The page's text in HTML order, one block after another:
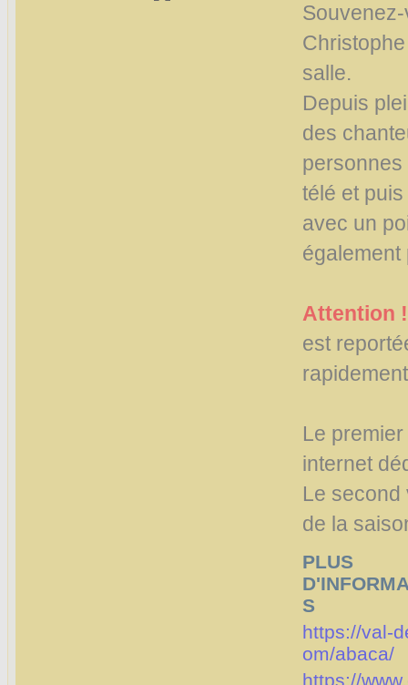
salle.
Depuis
des
personnes
télé et
avec un
également
Attention
est
Le
internet
Le
de la
PLUS
S
https://val-
om/abaca/
https://